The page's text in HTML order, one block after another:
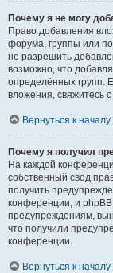
Почему я не могу
Право добавления
форума, группы или
не разрешить
возможно, что
определённых групп.
вложения, свяжитесь
Вернуться к началу
Почему я получил
На каждой
собственный свод
получить
конференции, и
предупреждениям,
что получили
конференции.
Вернуться к началу